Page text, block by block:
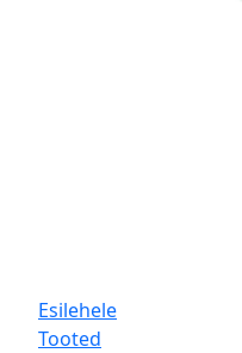
Esilehele
Tooted